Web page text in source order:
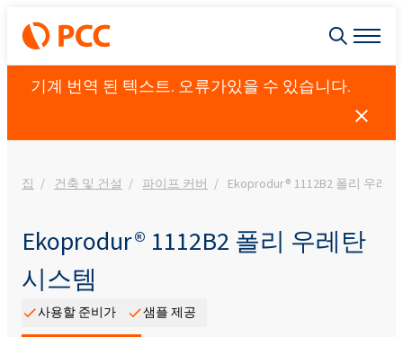
기계 번역 된 텍스트. 오류가있을 수 있습니다.
집 건축 및 건설 파이프 커버 Ekoprodur® 1112B2 폴리 우레
Ekoprodur® 1112B2 폴리 우레탄
시스템
사용할 준비가 샘플 제공